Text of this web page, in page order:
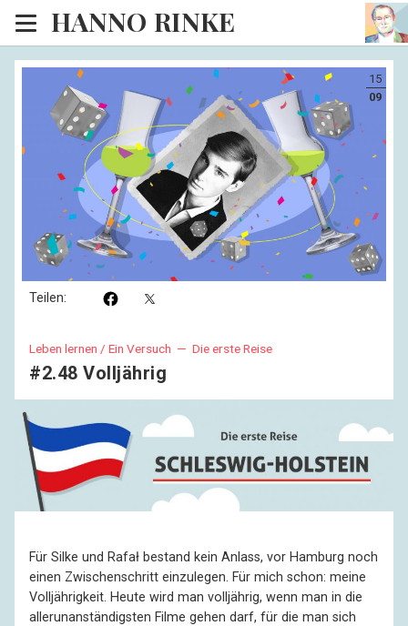
HANNO RINKE
Heim
EISINSEL
Sonntagspredigten
Blog
Lesesaal
Hörsaal
Kinosaal
Teilen:
15
09
Leben lernen / Ein Versuch — Die erste Reise
#2.48 Volljährig
Für Silke und Rafał bestand kein Anlass, vor Hamburg noch
einen Zwischenschritt einzulegen. Für mich schon: meine
Volljährigkeit. Heute wird man volljährig, wenn man in die
allerunanständigsten Filme gehen darf, für die man sich